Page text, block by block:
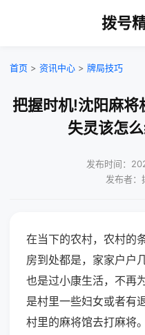
拨号
首页 > 资讯中心 > 牌局技巧
把握时机!沈阳麻将
失灵该怎
发布时间：
发布者：
在当下的农村，农村的
房到处都是，家家户户
也是过小康生活，不再
是村里一些妇女或者有
村里的麻将馆去打麻将